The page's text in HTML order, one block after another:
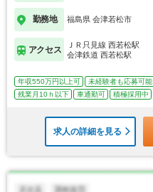
勤務地 福島県 会津若松市
アクセス
ＪＲ只見線 西若松駅
会津鉄道 西若松駅
年収550万円以上可 未経験者も応募可能
残業月10ｈ以下
車通勤可 積極採用中
求人の詳細を見る